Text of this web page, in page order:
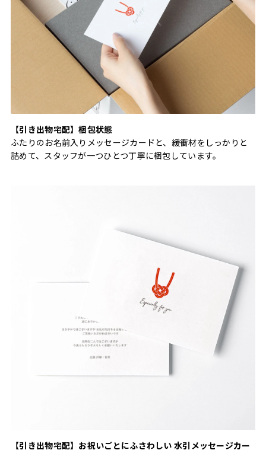
【引き出物宅配】梱包状態
ふたりのお名前入りメッセージカードと、緩衝材をしっかりと
詰めて、スタッフが一つひとつ丁寧に梱包しています。
【引き出物宅配】お祝いごとにふさわしい 水引メッセージカー